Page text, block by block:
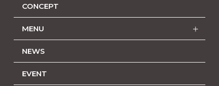
CONCEPT
MENU
NEWS
EVENT